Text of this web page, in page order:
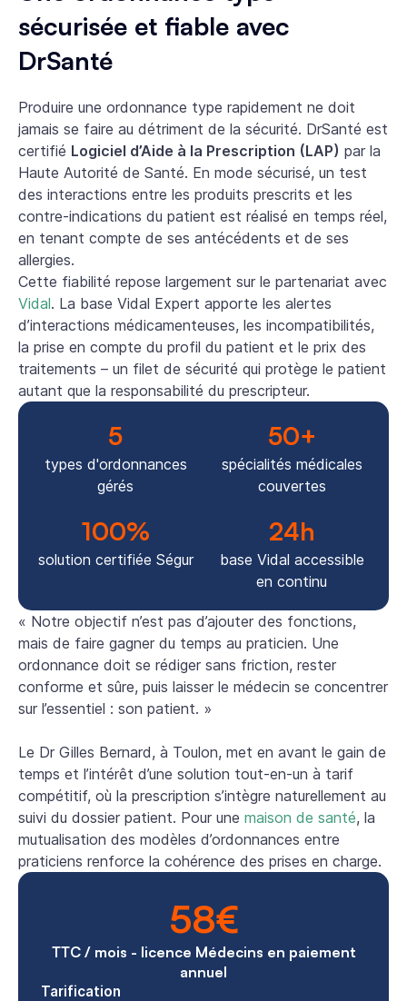
sécurisée et fiable avec
DrSanté
Produire une ordonnance type rapidement ne doit
jamais se faire au détriment de la sécurité. DrSanté est
certifié Logiciel d’Aide à la Prescription (LAP) par la
Haute Autorité de Santé. En mode sécurisé, un test
des interactions entre les produits prescrits et les
contre-indications du patient est réalisé en temps réel,
en tenant compte de ses antécédents et de ses
allergies.
Cette fiabilité repose largement sur le partenariat avec
Vidal. La base Vidal Expert apporte les alertes
d’interactions médicamenteuses, les incompatibilités,
la prise en compte du profil du patient et le prix des
traitements – un filet de sécurité qui protège le patient
autant que la responsabilité du prescripteur.
types d'ordonnances
gérés
5
spécialités médicales
couvertes
50+
solution certifiée Ségur
100%
base Vidal accessible
en continu
24h
« Notre objectif n’est pas d’ajouter des fonctions,
mais de faire gagner du temps au praticien. Une
ordonnance doit se rédiger sans friction, rester
conforme et sûre, puis laisser le médecin se concentrer
sur l’essentiel : son patient. »
Le Dr Gilles Bernard, à Toulon, met en avant le gain de
temps et l’intérêt d’une solution tout-en-un à tarif
compétitif, où la prescription s’intègre naturellement au
suivi du dossier patient. Pour une maison de santé, la
mutualisation des modèles d’ordonnances entre
praticiens renforce la cohérence des prises en charge.
58€
TTC / mois - licence Médecins en paiement
annuel
Tarification